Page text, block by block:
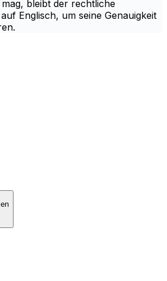
bleibt der rechtliche
Englisch, um seine Genauigkeit